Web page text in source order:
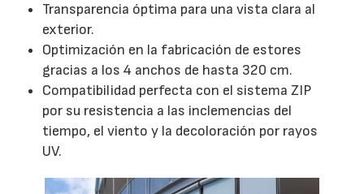
Transparencia óptima para una vista clara al
exterior.
Optimización en la fabricación de estores
gracias a los 4 anchos de hasta 320 cm.
Compatibilidad perfecta con el sistema ZIP
por su resistencia a las inclemencias del
tiempo, el viento y la decoloración por rayos
UV.